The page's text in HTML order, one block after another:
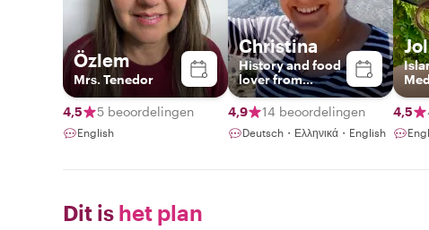
Özlem
Mrs. Tenedor
4,5 5 beoordelingen
English
Christina
History and food
lover from
Cyprus
4,9
14 beoordelingen
Deutsch・Ελληνικά・English
Med
4,5
Dit is het plan